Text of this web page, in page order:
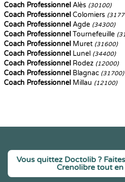
Coach Professionnel Alès (30100)
Coach Professionnel Colomiers
Coach Professionnel Agde (34300)
Coach Professionnel Tournefeuille
Coach Professionnel Muret (31600)
Coach Professionnel Lunel (34400)
Coach Professionnel Rodez (12000)
Coach Professionnel Blagnac (31700)
Coach Professionnel Millau (12100)
Vous quittez Doctolib ?
Crenolibre tout